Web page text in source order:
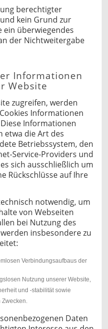
berechtigter
kein Grund zur
ein überwiegendes
der Nichtweitergabe
Informationen
Website
zugreifen, werden
Informationen
Informationen
etwa die Art des
Betriebssystem, den
Service-Providers und
sich ausschließlich um
Rückschlüsse auf Ihre
notwendig, um
von Webseiten
bei Nutzung des
insbesondere zu
Verbindungsaufbaus der
Nutzung unserer Website,
und -stabilität sowie
Zwecken.
Daten